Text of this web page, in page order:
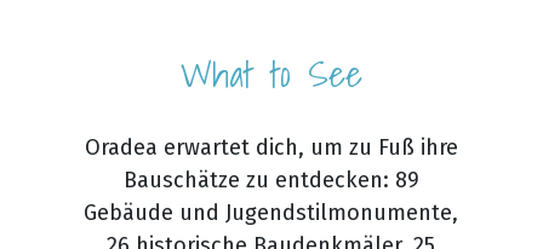
What to See
Oradea erwartet dich, um zu Fuß ihre
Bauschätze zu entdecken: 89
Gebäude und Jugendstilmonumente,